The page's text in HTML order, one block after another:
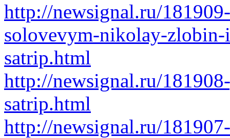
http://newsignal.ru/
solovevym-nikolay-zlobin-
satrip.html
http://newsignal.ru/
satrip.html
http://newsignal.ru/